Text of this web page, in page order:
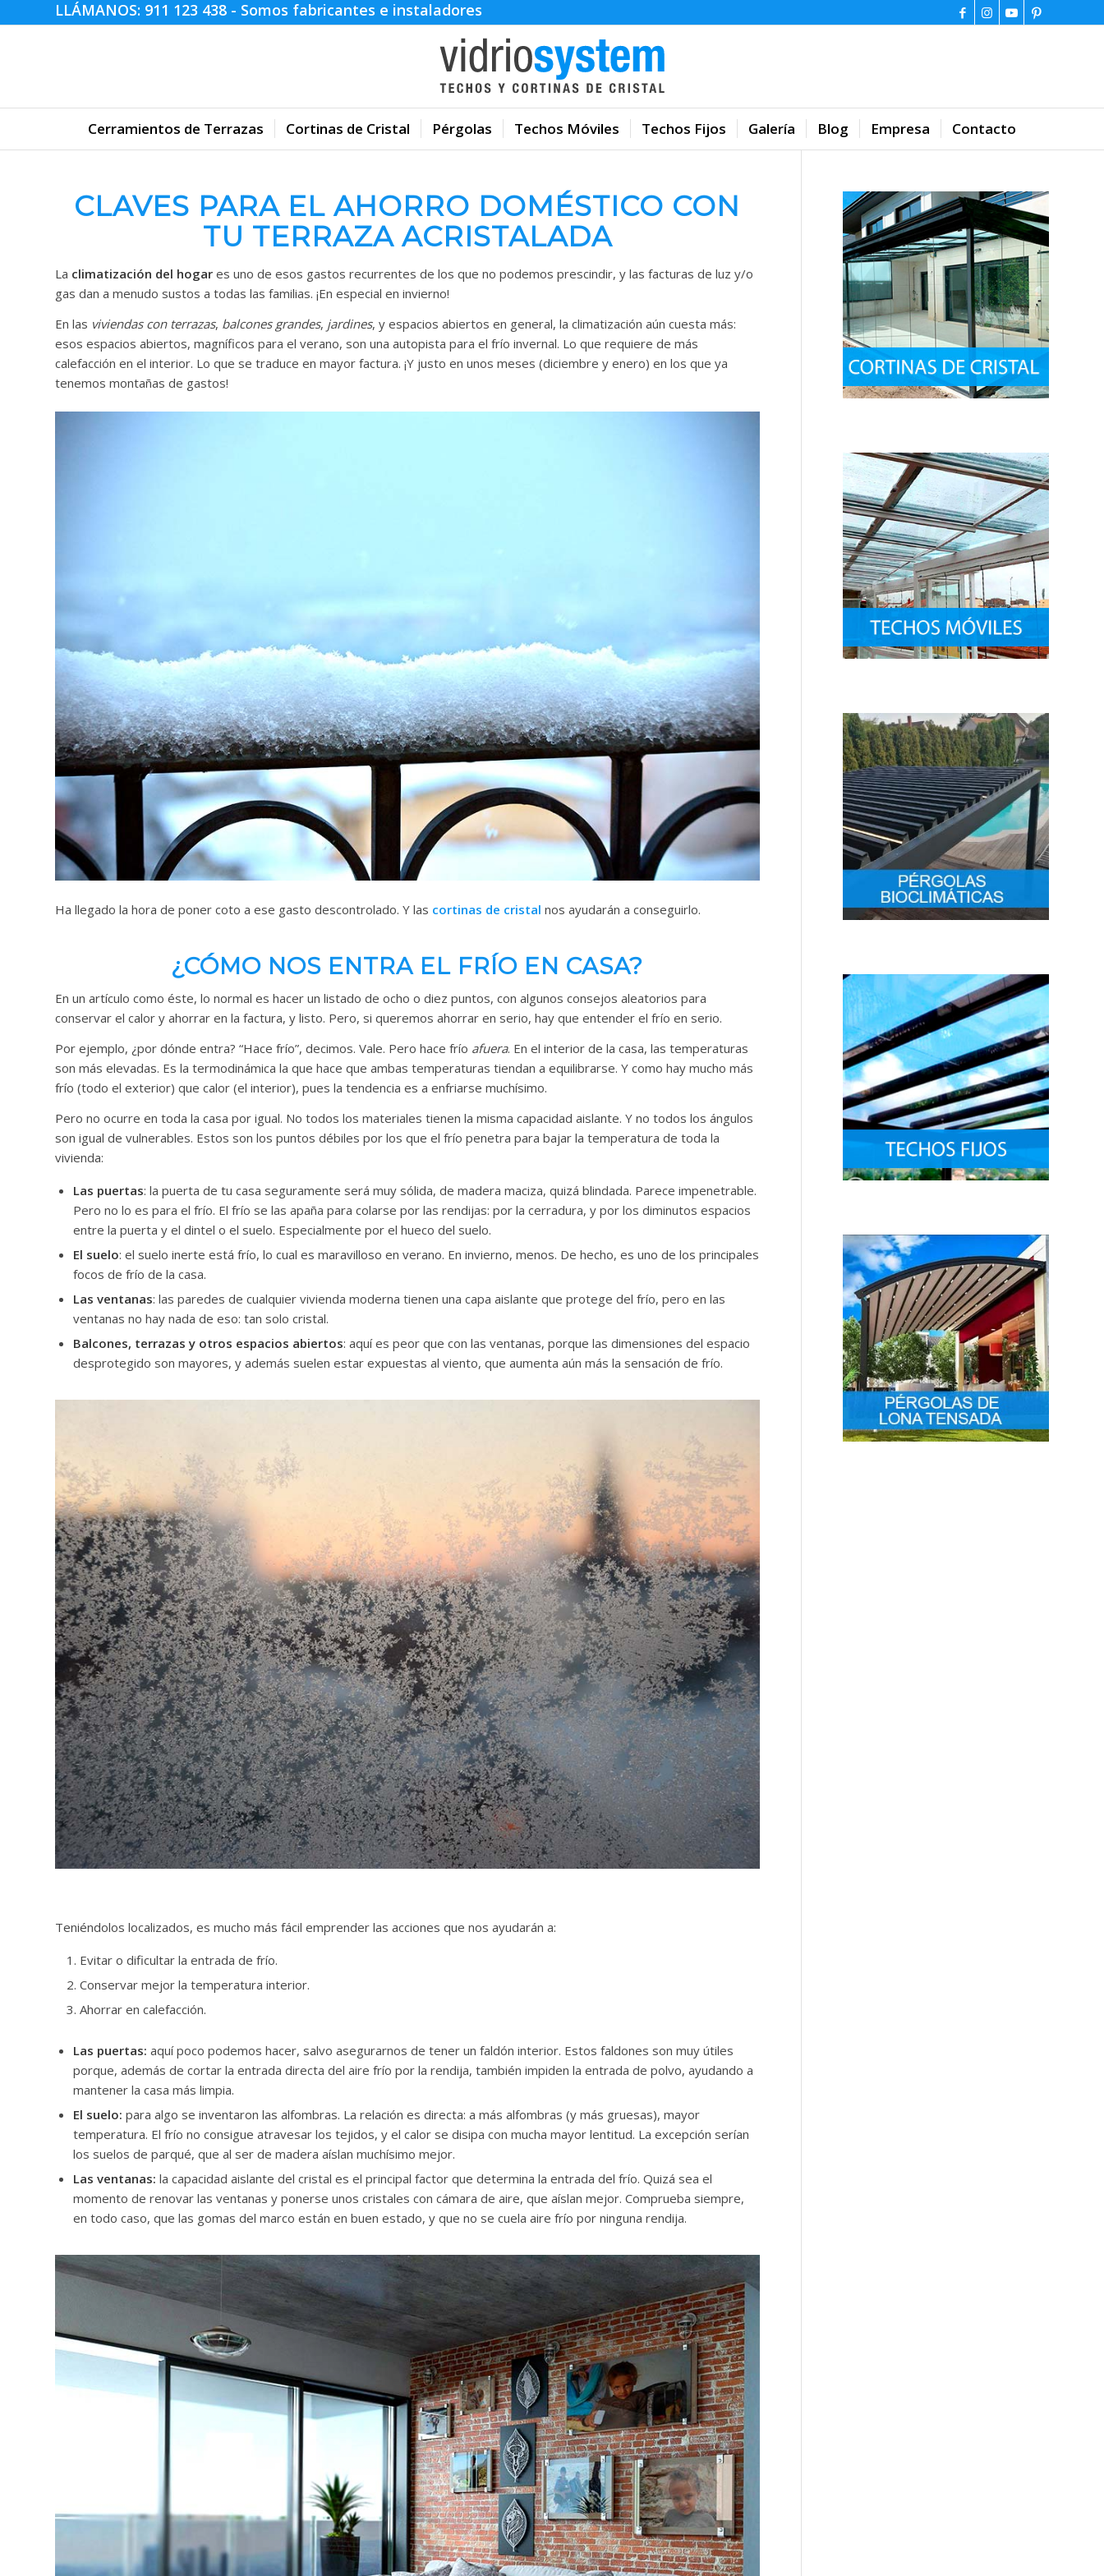
LLÁMANOS: 911 123 438 - Somos fabricantes e instaladores
Cerramientos de Terrazas Cortinas de Cristal Pérgolas Techos Móviles Techos Fijos Galería Blog Empresa Contacto
CLAVES PARA EL AHORRO DOMÉSTICO CON
TU TERRAZA ACRISTALADA
La climatización del hogar es uno de esos gastos recurrentes de los que no podemos prescindir, y las facturas de luz y/o
gas dan a menudo sustos a todas las familias. ¡En especial en invierno!
En las viviendas con terrazas, balcones grandes, jardines, y espacios abiertos en general, la climatización aún cuesta más:
esos espacios abiertos, magníficos para el verano, son una autopista para el frío invernal. Lo que requiere de más
calefacción en el interior. Lo que se traduce en mayor factura. ¡Y justo en unos meses (diciembre y enero) en los que ya
tenemos montañas de gastos!
Ha llegado la hora de poner coto a ese gasto descontrolado. Y las cortinas de cristal nos ayudarán a conseguirlo.
¿CÓMO NOS ENTRA EL FRÍO EN CASA?
En un artículo como éste, lo normal es hacer un listado de ocho o diez puntos, con algunos consejos aleatorios para
conservar el calor y ahorrar en la factura, y listo. Pero, si queremos ahorrar en serio, hay que entender el frío en serio.
Por ejemplo, ¿por dónde entra? “Hace frío”, decimos. Vale. Pero hace frío afuera. En el interior de la casa, las temperaturas
son más elevadas. Es la termodinámica la que hace que ambas temperaturas tiendan a equilibrarse. Y como hay mucho más
frío (todo el exterior) que calor (el interior), pues la tendencia es a enfriarse muchísimo.
Pero no ocurre en toda la casa por igual. No todos los materiales tienen la misma capacidad aislante. Y no todos los ángulos
son igual de vulnerables. Estos son los puntos débiles por los que el frío penetra para bajar la temperatura de toda la
vivienda:
Las puertas: la puerta de tu casa seguramente será muy sólida, de madera maciza, quizá blindada. Parece impenetrable.
Pero no lo es para el frío. El frío se las apaña para colarse por las rendijas: por la cerradura, y por los diminutos espacios
entre la puerta y el dintel o el suelo. Especialmente por el hueco del suelo.
El suelo: el suelo inerte está frío, lo cual es maravilloso en verano. En invierno, menos. De hecho, es uno de los principales
focos de frío de la casa.
Las ventanas: las paredes de cualquier vivienda moderna tienen una capa aislante que protege del frío, pero en las
ventanas no hay nada de eso: tan solo cristal.
Balcones, terrazas y otros espacios abiertos: aquí es peor que con las ventanas, porque las dimensiones del espacio
desprotegido son mayores, y además suelen estar expuestas al viento, que aumenta aún más la sensación de frío.
Teniéndolos localizados, es mucho más fácil emprender las acciones que nos ayudarán a:
Evitar o dificultar la entrada de frío.
Conservar mejor la temperatura interior.
Ahorrar en calefacción.
Las puertas: aquí poco podemos hacer, salvo asegurarnos de tener un faldón interior. Estos faldones son muy útiles
porque, además de cortar la entrada directa del aire frío por la rendija, también impiden la entrada de polvo, ayudando a
mantener la casa más limpia.
El suelo: para algo se inventaron las alfombras. La relación es directa: a más alfombras (y más gruesas), mayor
temperatura. El frío no consigue atravesar los tejidos, y el calor se disipa con mucha mayor lentitud. La excepción serían
los suelos de parqué, que al ser de madera aíslan muchísimo mejor.
Las ventanas: la capacidad aislante del cristal es el principal factor que determina la entrada del frío. Quizá sea el
momento de renovar las ventanas y ponerse unos cristales con cámara de aire, que aíslan mejor. Comprueba siempre,
en todo caso, que las gomas del marco están en buen estado, y que no se cuela aire frío por ninguna rendija.